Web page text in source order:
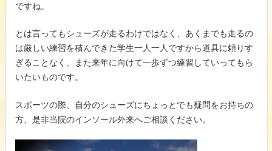
ですね。
とは言ってもシューズが走るわけではなく、あくまでも走るの
は厳しい練習を積んできた学生一人一人ですから道具に頼りす
ぎることなく、また来年に向けて一歩ずつ練習していってもら
いたいものです。
スポーツの際、自分のシューズにちょっとでも疑問をお持ちの
方、是非当院のインソール外来へご相談ください。